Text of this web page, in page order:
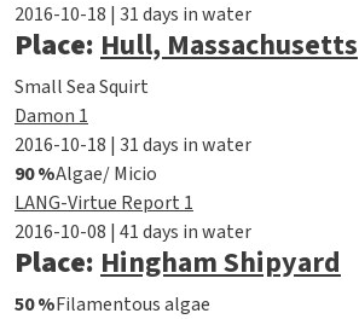
2016-10-18 | 31 days in water
Place:Hull, Massachusetts
Small Sea Squirt
Damon 1
2016-10-18 | 31 days in water
90 %Algae/ Micio
LANG-Virtue Report 1
2016-10-08 | 41 days in water
Place:Hingham Shipyard
50 %Filamentous algae